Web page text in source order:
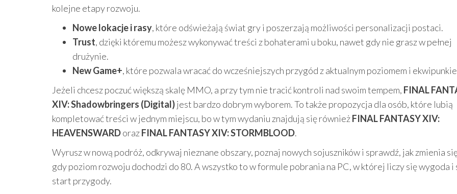
kolejne etapy rozwoju.
Nowe lokacje i rasy, które odświeżają świat gry i poszerzają możliwości personalizacji postaci.
Trust, dzięki któremu możesz wykonywać treści z bohaterami u boku, nawet gdy nie grasz w pełnej
drużynie.
New Game+, które pozwala wracać do wcześniejszych przygód z aktualnym poziomem i
Jeżeli chcesz poczuć większą skalę MMO, a przy tym nie tracić kontroli nad swoim tempem, FINAL
XIV: Shadowbringers (Digital)jest bardzo dobrym wyborem. To także propozycja dla osób, które lubią
kompletować treści w jednym miejscu, bo w tym wydaniu znajdują się równieżFINAL FANTASY XIV:
HEAVENSWARDorazFINAL FANTASY XIV: STORMBLOOD.
Wyrusz w nową podróż, odkrywaj nieznane obszary, poznaj nowych sojuszników i sprawdź, jak zmienia
gdy poziom rozwoju dochodzi do 80. A wszystko to w formule pobrania na PC, w której liczy się wygoda i
start przygody.